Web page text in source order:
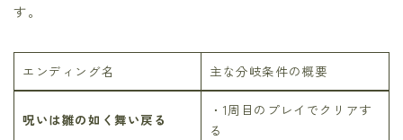
す。
エンディング名 主な分岐条件の概要
呪いは雛の如く舞い戻る
・1周目のプレイでクリアす
る